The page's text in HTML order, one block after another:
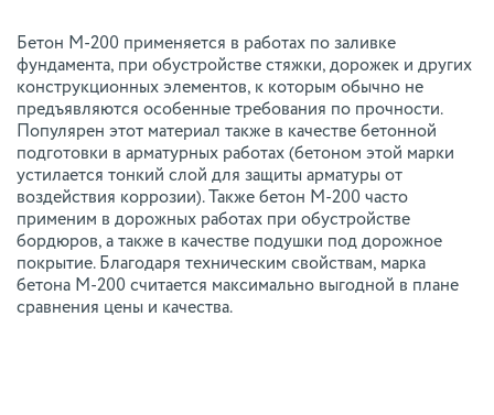
Бетон М-200 применяется в работах по заливке
фундамента, при обустройстве стяжки, дорожек и других
конструкционных элементов, к которым обычно не
предъявляются особенные требования по прочности.
Популярен этот материал также в качестве бетонной
подготовки в арматурных работах (бетоном этой марки
устилается тонкий слой для защиты арматуры от
воздействия коррозии). Также бетон М-200 часто
применим в дорожных работах при обустройстве
бордюров, а также в качестве подушки под дорожное
покрытие. Благодаря техническим свойствам, марка
бетона М-200 считается максимально выгодной в плане
сравнения цены и качества.